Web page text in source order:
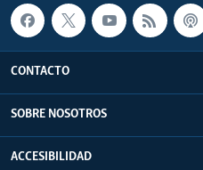
CONTACTO
SOBRE NOSOTROS
ACCESIBILIDAD